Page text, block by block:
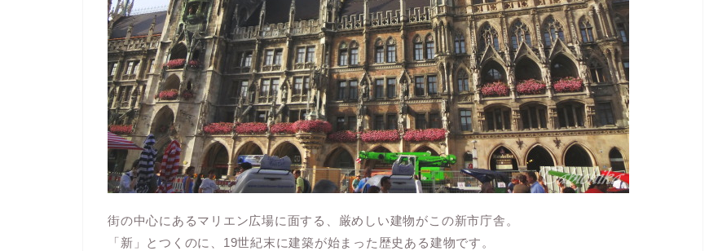
街の中心にあるマリエン広場に面する、厳めしい建物がこの新市庁舎。
「新」とつくのに、19世紀末に建築が始まった歴史ある建物です。